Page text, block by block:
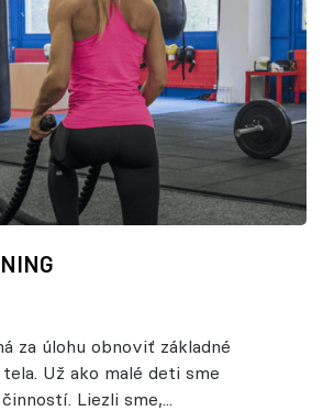
za úlohu obnoviť základné
Už ako malé deti sme
Liezli sme,...